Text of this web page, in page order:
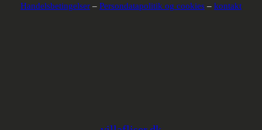
Handelsbetingelser – Persondatapolitik og cookies – kontakt